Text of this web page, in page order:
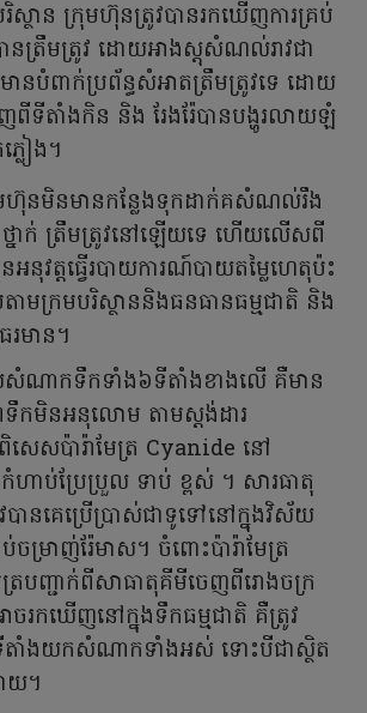
ថាន ក្រុមហ៊ុនត្រូវបានរកឃើញការគ្រប់
ត្រឹមត្រូវ ដោយអាងស្តុសំណល់រាវជា
ានបំពាក់ប្រព័ន្ធសំអាតត្រឹមត្រូវទេ ដោយ
ទីតាំងកិន និង រែងរ៉ែបានបង្ហូរលាយឡំ
លៀង។
ហ៊ុនមិនមានកន្លែងទុកដាក់គសំណល់រឹង
នាក់ ត្រឹមត្រូវនៅឡើយទេ ហើយលើសពី
នុវត្តធ្វើរបាយការណ៍បាយតម្លៃហេតុប៉ះ
ាមក្រមបរិស្ថាននិងធនធានធម្មជាតិ និង
រមាន។
ណាកទឹកទាំង៦ទីតាំងខាងលើ គឺមាន
កមិនអនុលោម តាមស្តង់ដារ
សេសប៉ារ៉ាមែត្រ Cyanide នៅ
ាប់ប្រែប្រួល ទាប់ ខ្ពស់ ។ សារធាតុ
បានគេប្រើប្រាស់ជាទូទៅនៅក្នុងវិស័យ
ចម្រាញ់រ៉ែមាស។ ចំពោះប៉ារ៉ាមែត្រ
ត្របញ្ជាក់ពីសាធាតុគីមីចេញពីរោងចក្រ
ចរកឃើញនៅក្នុងទឹកធម្មជាតិ គឺត្រូវ
តាំងយកសំណាកទាំងអស់ ទោះបីជាស្ថិត
យ។